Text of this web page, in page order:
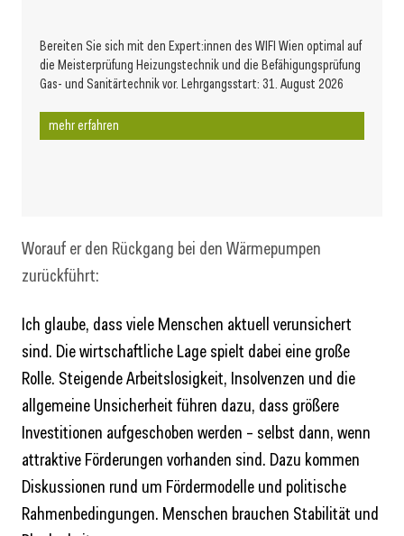
Bereiten Sie sich mit den Expert:innen des WIFI Wien optimal auf
die Meisterprüfung Heizungstechnik und die Befähigungsprüfung
Gas- und Sanitärtechnik vor. Lehrgangsstart: 31. August 2026
mehr erfahren
Worauf er den Rückgang bei den Wärmepumpen
zurückführt:
Ich glaube, dass viele Menschen aktuell verunsichert
sind. Die wirtschaftliche Lage spielt dabei eine große
Rolle. Steigende Arbeitslosigkeit, Insolvenzen und die
allgemeine Unsicherheit führen dazu, dass größere
Investitionen aufgeschoben werden – selbst dann, wenn
attraktive Förderungen vorhanden sind. Dazu kommen
Diskussionen rund um Fördermodelle und politische
Rahmenbedingungen. Menschen brauchen Stabilität und